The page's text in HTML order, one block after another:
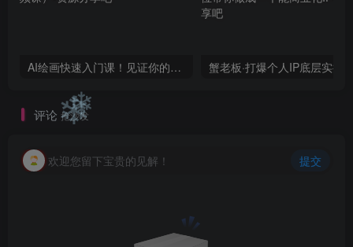
AI绘画快速入门课！见证你的惊世画作！midjourney,SDS（26节视频课）
评论 抢沙发
欢迎您留下宝贵的见解！ 提交
❄
❄